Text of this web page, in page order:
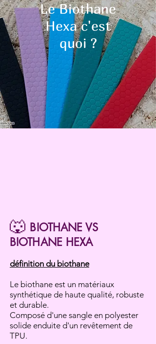
🐺 BIOTHANE VS
BIOTHANE HEXA
définition du biothane
​Le biothane est un matériaux
synthétique de haute qualité, robuste
et durable.
Composé d'une sangle en polyester
solide enduite d'un revêtement de
TPU.
Le Biothane
Hexa c'est
quoi ?